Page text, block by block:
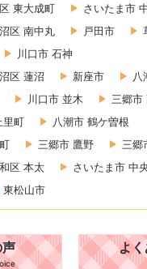
東大成町
さいたま市
区 南中丸
戸田市
川口市 石神
区 蓮沼
新座市
八
川口市 並木
三郷市
里町
八潮市 鶴ケ曽根
三郷市 鷹野
三郷
区 本太
さいたま市 中
東松山市
よ